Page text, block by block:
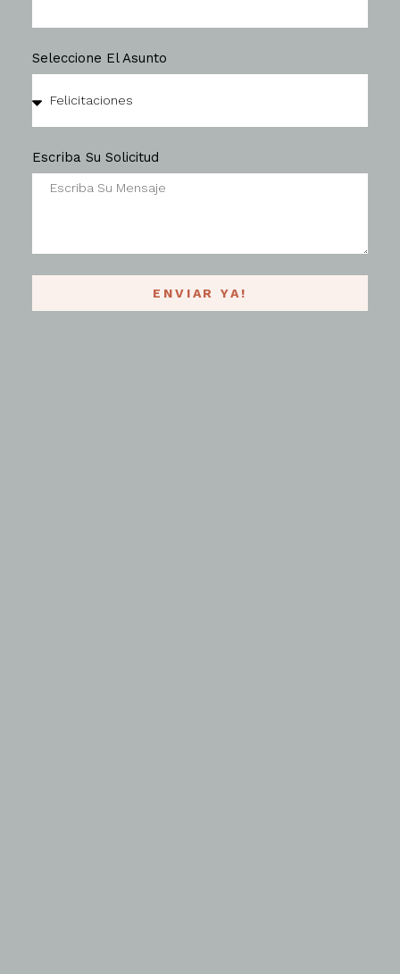
Seleccione El Asunto
Escriba Su Solicitud
ENVIAR YA!